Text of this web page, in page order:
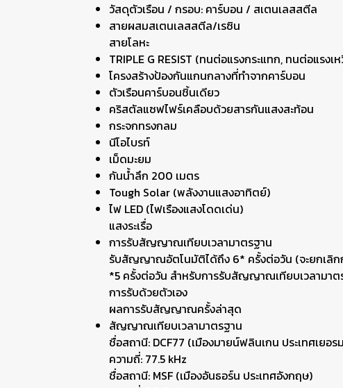
วัสดุตัวเรือน / กรอบ: คาร์บอน / สเตนเลสสตีล
สายผสมสเตนเลสสตีล/เรซิน
สายโลหะ
TRIPLE G RESIST (ทนต่อแรงกระแทก, ทนต่อแรง
โครงสร้างป้องกันแกนกลางที่ทำจากคาร์บอน
ตัวเรือนคาร์บอนชิ้นเดียว
คริสตัลแซฟไฟร์เคลือบด้วยสารกันแสงสะท้อน
กระจกทรงกลม
นีโอไบรท์
เม็ดมะยม
กันน้ำลึก 200 เมตร
Tough Solar (พลังงานแสงอาทิตย์)
ไฟ LED (ไฟเรืองแสงโดดเด่น)
แสงระเรื่อ
การรับสัญญาณเทียบเวลามาตรฐาน
รับสัญญาณอัตโนมัติได้ถึง 6* ครั้งต่อวัน (จะยกเลิ
*5 ครั้งต่อวัน สำหรับการรับสัญญาณเทียบเวลามาต
การรับด้วยตัวเอง
ผลการรับสัญญาณครั้งล่าสุด
สัญญาณเทียบเวลามาตรฐาน
ชื่อสถานี: DCF77 (เมืองมายน์ฟลินเกน ประเทศเยอร
ความถี่: 77.5 kHz
ชื่อสถานี: MSF (เมืองอันธอร์น ประเทศอังกฤษ)